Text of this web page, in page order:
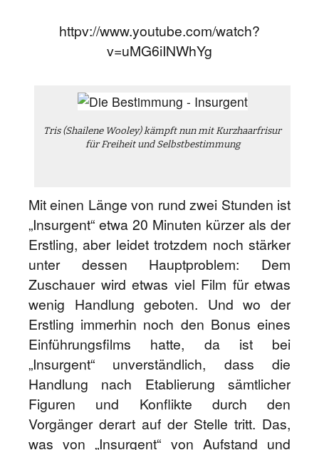
httpv://www.youtube.com/watch?
v=uMG6iINWhYg
Tris (Shailene Wooley) kämpft nun mit Kurzhaarfrisur
für Freiheit und Selbstbestimmung
Mit einen Länge von rund zwei Stunden ist
„Insurgent“ etwa 20 Minuten kürzer als der
Erstling, aber leidet trotzdem noch stärker
unter dessen Hauptproblem: Dem
Zuschauer wird etwas viel Film für etwas
wenig Handlung geboten. Und wo der
Erstling immerhin noch den Bonus eines
Einführungsfilms hatte, da ist bei
„Insurgent“ unverständlich, dass die
Handlung nach Etablierung sämtlicher
Figuren und Konflikte durch den
Vorgänger derart auf der Stelle tritt. Das,
was von „Insurgent“ von Aufstand und